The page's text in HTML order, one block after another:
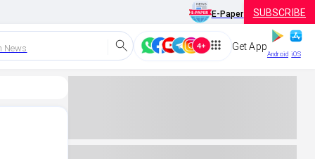
E-Paper SUBSCRIBE
News Get App
Android iOS